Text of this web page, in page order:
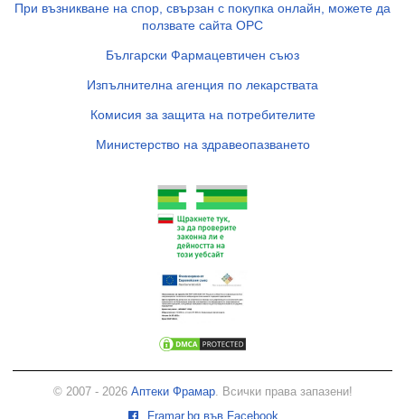
При възникване на спор, свързан с покупка онлайн, можете да
ползвате сайта ОРС
Български Фармацевтичен съюз
Изпълнителна агенция по лекарствата
Комисия за защита на потребителите
Министерство на здравеопазването
© 2007 - 2026 Аптеки Фрамар. Всички права запазени!
Framar.bg във Facebook